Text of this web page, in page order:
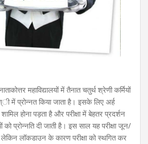
महाविद्यालयों में तैनात चतुर्थ श्रेणी कर्मियों
में प्रोन्नत किया जाता है। इसके लिए अर्ह
शामिल होना पड़ता है और परीक्षा में बेहतर प्रदर्शन
को प्रोन्नति दी जाती है। इस साल यह परीक्षा जून/
लेकिन लॉकडाउन के कारण परीक्षा को स्थगित कर